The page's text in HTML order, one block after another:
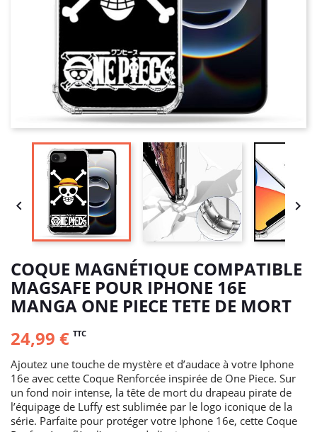
 
COQUE MAGNÉTIQUE COMPATIBLE
MAGSAFE POUR IPHONE 16E
MANGA ONE PIECE TETE DE MORT
24,99 € TTC
Ajoutez une touche de mystère et d’audace à votre Iphone
16e avec cette Coque Renforcée inspirée de One Piece. Sur
un fond noir intense, la tête de mort du drapeau pirate de
l’équipage de Luffy est sublimée par le logo iconique de la
série. Parfaite pour protéger votre Iphone 16e, cette Coque